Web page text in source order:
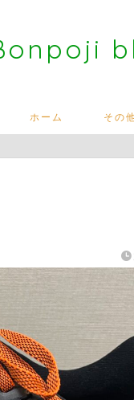
ホーム その